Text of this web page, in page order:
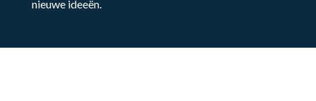
nieuwe ideeën.